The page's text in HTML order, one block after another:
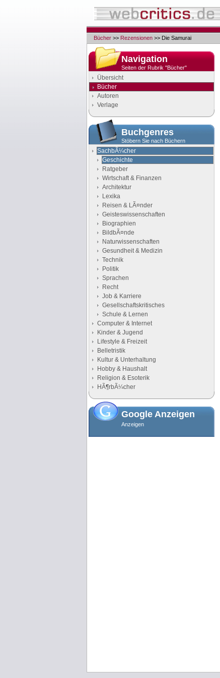
Bücher >> Rezensionen >> Die Samurai
Navigation
Seiten der Rubrik "Bücher"
Übersicht
Bücher
Autoren
Verlage
Buchgenres
Stöbern Sie nach Büchern
SachbÃ¼cher
Geschichte
Ratgeber
Wirtschaft & Finanzen
Architektur
Lexika
Reisen & LÃ¤nder
Geisteswissenschaften
Biographien
BildbÃ¤nde
Naturwissenschaften
Gesundheit & Medizin
Technik
Politik
Sprachen
Recht
Job & Karriere
Gesellschaftskritisches
Schule & Lernen
Computer & Internet
Kinder & Jugend
Lifestyle & Freizeit
Belletristik
Kultur & Unterhaltung
Hobby & Haushalt
Religion & Esoterik
HÃ¶rbÃ¼cher
Google Anzeigen
Anzeigen